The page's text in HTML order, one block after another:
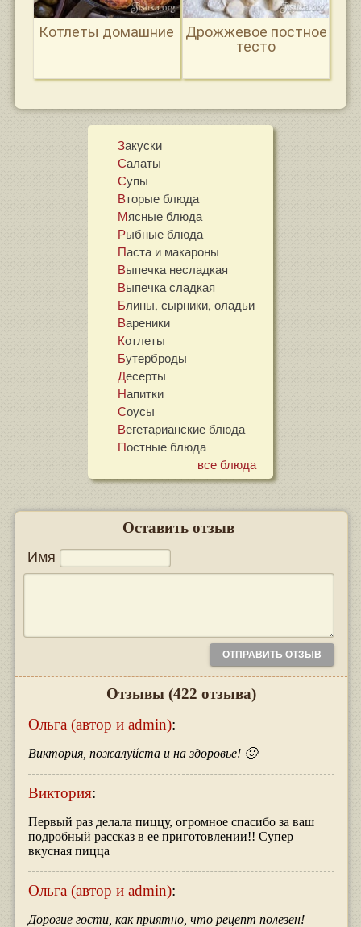
Котлеты домашние
Дрожжевое постное
тесто
Закуски
Салаты
Супы
Вторые блюда
Мясные блюда
Рыбные блюда
Паста и макароны
Выпечка несладкая
Выпечка сладкая
Блины, сырники, оладьи
Вареники
Котлеты
Бутерброды
Десерты
Напитки
Соусы
Вегетарианские блюда
Постные блюда
все блюда
Оставить отзыв
Имя
Отзывы (422 отзыва)
Ольга (автор и admin):
Виктория, пожалуйста и на здоровье! 🙂
Виктория:
Первый раз делала пиццу, огромное спасибо за ваш
подробный рассказ в ее приготовлении!! Супер
вкусная пицца
Ольга (автор и admin):
Дорогие гости, как приятно, что рецепт полезен!